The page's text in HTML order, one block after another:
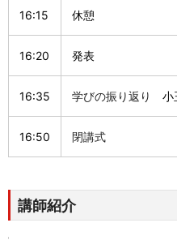
16:15 休憩
16:20 発表
16:35 学びの振り返り
16:50 閉講式
講師紹介